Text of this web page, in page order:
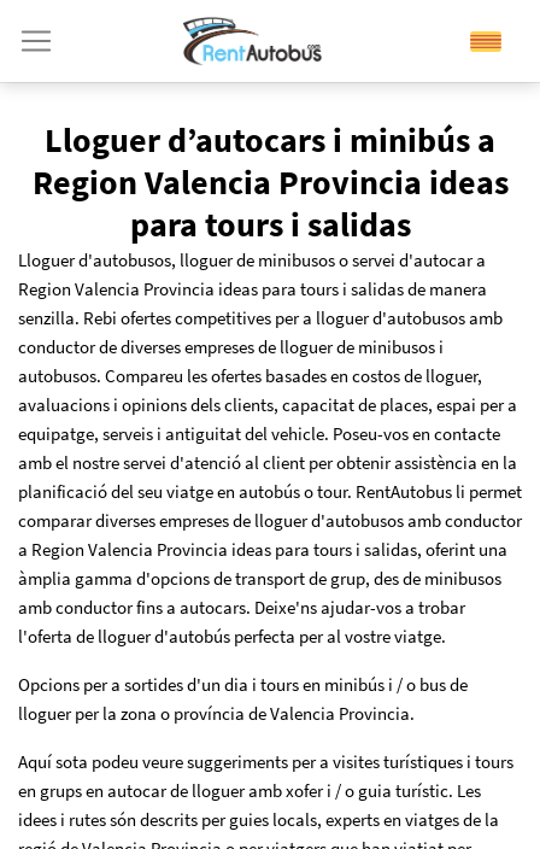
Lloguer d’autocars i minibús a
Region Valencia Provincia ideas
para tours i salidas
Lloguer d'autobusos, lloguer de minibusos o servei d'autocar a
Region Valencia Provincia ideas para tours i salidas de manera
senzilla. Rebi ofertes competitives per a lloguer d'autobusos amb
conductor de diverses empreses de lloguer de minibusos i
autobusos. Compareu les ofertes basades en costos de lloguer,
avaluacions i opinions dels clients, capacitat de places, espai per a
equipatge, serveis i antiguitat del vehicle. Poseu-vos en contacte
amb el nostre servei d'atenció al client per obtenir assistència en la
planificació del seu viatge en autobús o tour. RentAutobus li permet
comparar diverses empreses de lloguer d'autobusos amb conductor
a Region Valencia Provincia ideas para tours i salidas, oferint una
àmplia gamma d'opcions de transport de grup, des de minibusos
amb conductor fins a autocars. Deixe'ns ajudar-vos a trobar
l'oferta de lloguer d'autobús perfecta per al vostre viatge.
Opcions per a sortides d'un dia i tours en minibús i / o bus de
lloguer per la zona o província de Valencia Provincia.
Aquí sota podeu veure suggeriments per a visites turístiques i tours
en grups en autocar de lloguer amb xofer i / o guia turístic. Les
idees i rutes són descrits per guies locals, experts en viatges de la